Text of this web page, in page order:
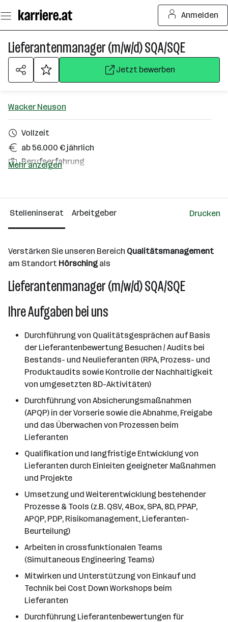
Seiteninhalt
springen
Anmelden
Lieferantenmanager (m/w/d) SQA/SQE
Jetzt bewerben
Wacker Neuson
Vollzeit
ab 56.000 € jährlich
Berufserfahrung
Hörsching
Mehr anzeigen
Stelleninserat Arbeitgeber Drucken
Verstärken Sie unseren Bereich Qualitätsmanagement
am Standort Hörsching als
Lieferantenmanager (m/w/d) SQA/SQE
Ihre Aufgaben bei uns
Durchführung von Qualitätsgesprächen auf Basis
der Lieferantenbewertung Besuchen / Audits bei
Bestands- und Neulieferanten (RPA, Prozess- und
Produktaudits sowie Kontrolle der Nachhaltigkeit
von umgesetzten 8D-Aktivitäten)
Durchführung von Absicherungsmaßnahmen
(APQP) in der Vorserie sowie die Abnahme, Freigabe
und das Überwachen von Prozessen beim
Lieferanten
Qualifikation und langfristige Entwicklung von
Lieferanten durch Einleiten geeigneter Maßnahmen
und Projekte
Umsetzung und Weiterentwicklung bestehender
Prozesse & Tools (z.B. QSV, 4Box, SPA, 8D, PPAP,
APQP, PDP, Risikomanagement, Lieferanten-
Beurteilung)
Arbeiten in crossfunktionalen Teams
(Simultaneous Engineering Teams)
Mitwirken und Unterstützung von Einkauf und
Technik bei Cost Down Workshops beim
Lieferanten
Durchführung Lieferantenbewertungen für